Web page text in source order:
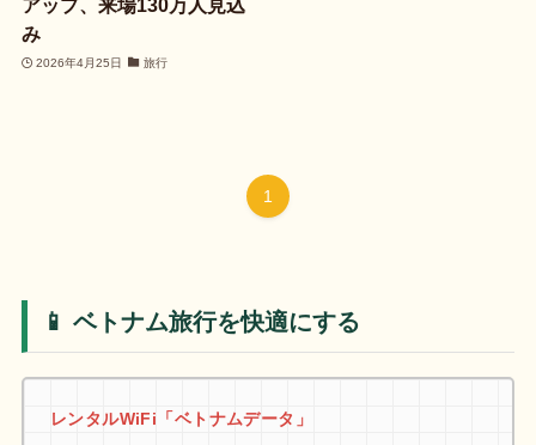
アップ、来場130万人見込
み
2026年4月25日 旅行
1
📱 ベトナム旅行を快適にする
レンタルWiFi「ベトナムデータ」